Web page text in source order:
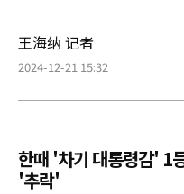
王海纳 记者
2024-12-21 15:32
한때 '차기 대통령감' 1
'추락'